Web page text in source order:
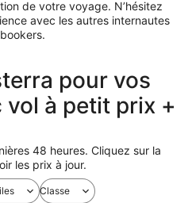
de votre voyage. N’hésitez
avec les autres internautes
pour vos
vol à petit prix +
48 heures. Cliquez sur la
les prix à jour.
Classe